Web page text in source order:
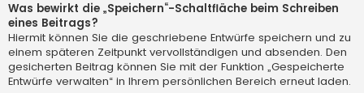
Was bewirkt die „Speichern“-Schaltfläche beim Schreiben
eines Beitrags?
Hiermit können Sie die geschriebene Entwürfe speichern und zu
einem späteren Zeitpunkt vervollständigen und absenden. Den
gesicherten Beitrag können Sie mit der Funktion „Gespeicherte
Entwürfe verwalten“ in Ihrem persönlichen Bereich erneut laden.